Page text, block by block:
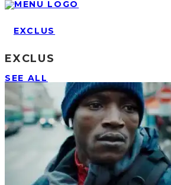
EXCLUS
EXCLUS
SEE ALL